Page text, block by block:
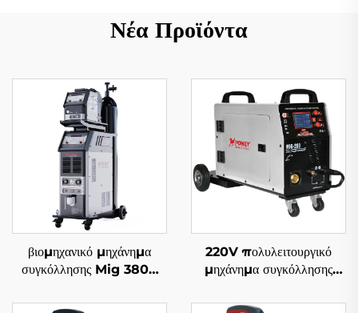
Νέα Προϊόντα
βιομηχανικό μηχάνημα
συγκόλλησης Mig 380V
με ψύξη νερού και
220V πολυλειτουργικό
μηχάνημα συγκόλλησης
παλμό, ψηφιακός έλεγχος